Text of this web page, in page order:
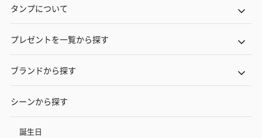
タンプについて
プレゼントを一覧から探す
ブランドから探す
シーンから探す
誕生日